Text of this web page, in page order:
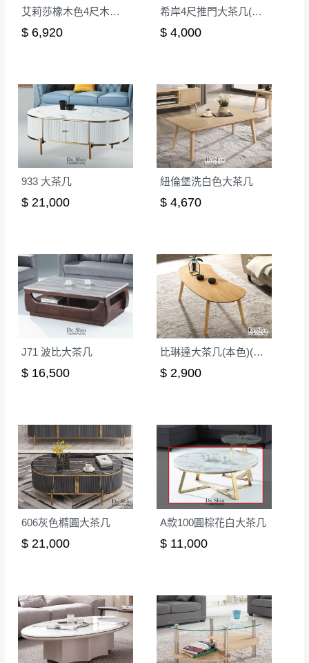
遇百貨周年慶期間，恕暫停百貨公司相關運送 》
無回收家具服務，若需回收家俱可聯絡當地請清潔隊
有商品一年保固之服務。
▪️訂單成立 時請儘速於三日內完成付款，
▪️ 三日內若未接獲您的匯款或轉帳通知，商品將不
予保留(訂單自動取消)。
無回收家具服務，若需回收家具可聯絡當地請清
潔隊回收,免付費清運專線：0800-085-717。
艾莉莎橡木色4尺木面大茶几
$ 6,920
希岸4尺推門大茶几(CL-2)
$ 4,000
933 大茶几
$ 21,000
紐倫堡洗白色大茶几
$ 4,670
J71 波比大茶几
$ 16,500
比琳達大茶几(本色)(MIT-3183)
$ 2,900
606灰色橢圓大茶几
$ 21,000
A款100圓棕花白大茶几
$ 11,000